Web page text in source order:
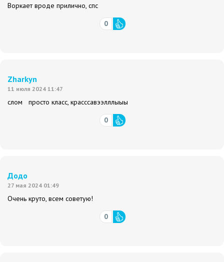
Воркает вроде прилично, спс
0
Zharkyn
11 июля 2024 11:47
слом просто класс, красссавээлллыыы
0
Додо
27 мая 2024 01:49
Очень круто, всем советую!
0